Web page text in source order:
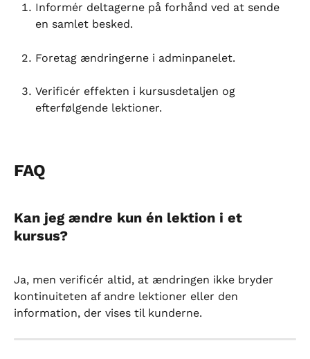
Informér deltagerne på forhånd ved at sende
en samlet besked.
Foretag ændringerne i adminpanelet.
Verificér effekten i kursusdetaljen og
efterfølgende lektioner.
FAQ
Kan jeg ændre kun én lektion i et
kursus?
Ja, men verificér altid, at ændringen ikke bryder
kontinuiteten af andre lektioner eller den
information, der vises til kunderne.